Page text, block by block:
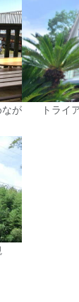
が トライ